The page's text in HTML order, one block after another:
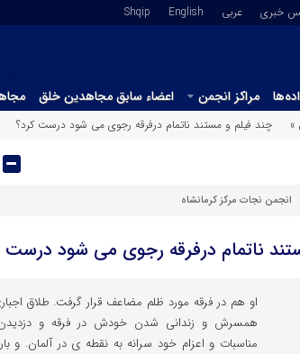
خبری عربي English
Shqip
مراکز انجمن اعضاء سابق مجاهدین خلق
» چند فیلم و مستند ناتمام درفرقه رجوی می شود درست کرد؟
انجمن نجات مرکز کرمانشاه
ناتمام درفرقه رجوی می شود درست
او هم در فرقه مورد ظلم مضاعف قرار گرفت. طلاق
همسرش و زندانی شدن خودش در فرقه و
مناسبات و اعزام خود سرانه به نقطه ی در آلمان. و